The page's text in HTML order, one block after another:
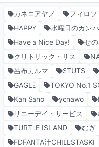
カネコアヤノ フィロソ
HAPPY
水曜日のカン
Have a Nice Day!
せ
クリトリック・リス
呂布カルマ
STUTS
GAGLE
TOKYO No.1
Kan Sano
yonawo
サニーデイ・サービス
TURTLE ISLAND
むぎ
FDFANTA汁CHILLSTASKI